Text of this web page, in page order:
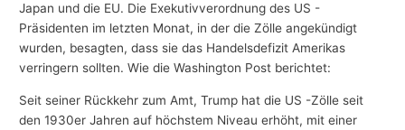
Japan und die EU. Die Exekutivverordnung des US -
Präsidenten im letzten Monat, in der die Zölle angekündigt
wurden, besagten, dass sie das Handelsdefizit Amerikas
verringern sollten. Wie die Washington Post berichtet:
Seit seiner Rückkehr zum Amt, Trump hat die US -Zölle seit
den 1930er Jahren auf höchstem Niveau erhöht, mit einer